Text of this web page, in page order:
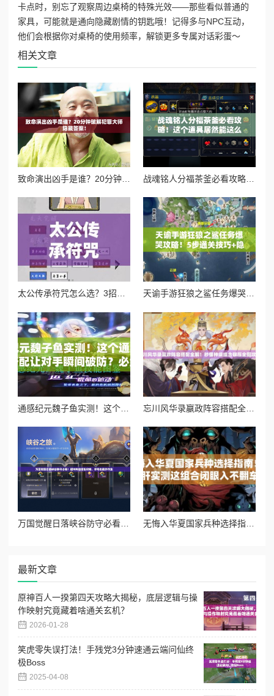
卡点时，别忘了观察周边桌椅的特殊光效——那些看似普通的
家具，可能就是通向隐藏剧情的钥匙哦！记得多与NPC互动，
他们会根据你对桌椅的使用频率，解锁更多专属对话彩蛋～
相关文章
战魂铭人分福茶釜必看攻略！这个道具居然能这么用？逆天功能秒懂！
太公传承符咒怎么选？3招教你避开新手大坑！md 天谕手游狂狼之鲨任务爆哭攻略！5步通关技巧+隐藏奖励全解析
忘川风华录嬴政阵容搭配全解！秒懂神级组合碾压全图攻略
无悔入华夏国家兵种选择指南！爆肝实测这组合闭眼入不翻车
最新文章
原神百人一揆第四天攻略大揭秘，底层逻辑与操
作映射究竟藏着啥通关玄机？
2026-01-28
笑虎零失误打法！手残党3分钟速通云端问仙终
极Boss
2025-04-08